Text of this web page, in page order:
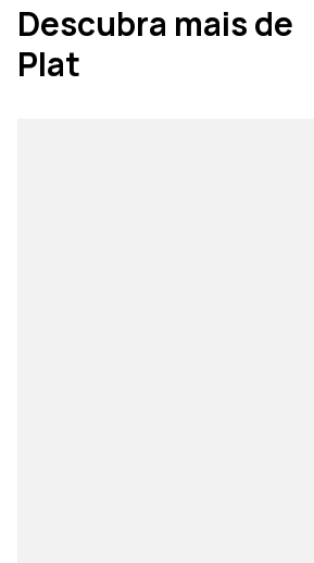
Descubra mais de
Plat